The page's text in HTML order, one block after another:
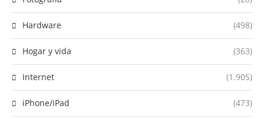
Hardware (498)
Hogar y vida (363)
Internet (1.905)
iPhone/iPad (473)